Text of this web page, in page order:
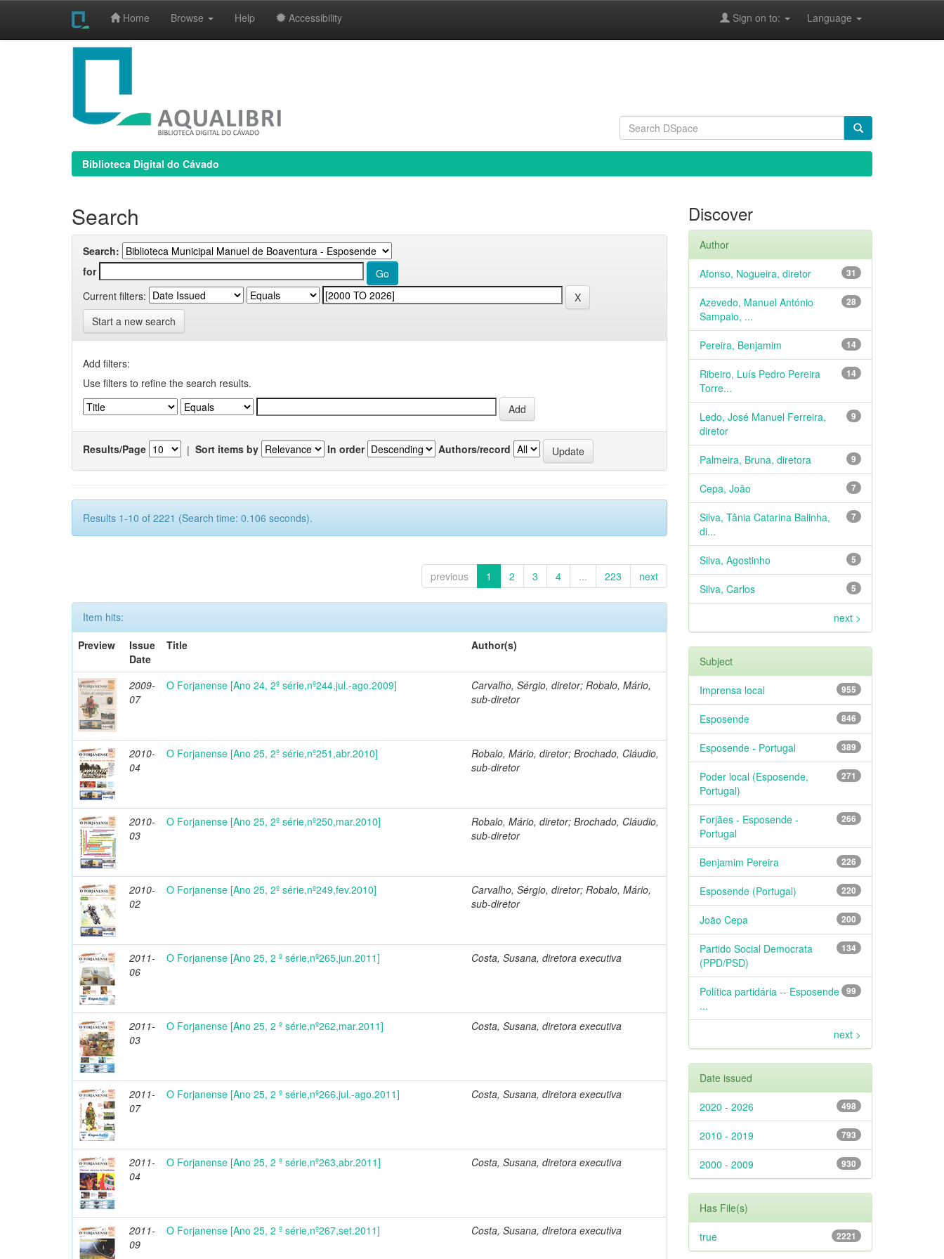
Home Browse Help Accessibility Language
Sign on to:
Biblioteca Digital do Cávado
Search
Search:
for
Current filters:
Start a new search
Add filters:
Use filters to refine the search results.
Results/Page | Sort items by In order Authors/record
Results 1-10 of 2221 (Search time: 0.106 seconds).
previous 1 2 3 4 ... 223 next
Item hits:
Preview
Issue
Date
Title Author(s)
2009-
07
O Forjanense [Ano 24, 2º série,nº244,jul.-ago.2009]
Carvalho, Sérgio, diretor; Robalo, Mário,
sub-diretor
2010-
04
O Forjanense [Ano 25, 2º série,nº251,abr.2010]
Robalo, Mário, diretor; Brochado, Cláudio,
sub-diretor
2010-
03
O Forjanense [Ano 25, 2º série,nº250,mar.2010]
Robalo, Mário, diretor; Brochado, Cláudio,
sub-diretor
2010-
02
O Forjanense [Ano 25, 2º série,nº249,fev.2010]
Carvalho, Sérgio, diretor; Robalo, Mário,
sub-diretor
2011-
06
O Forjanense [Ano 25, 2 º série,nº265,jun.2011] Costa, Susana, diretora executiva
2011-
03
O Forjanense [Ano 25, 2 º série,nº262,mar.2011] Costa, Susana, diretora executiva
2011-
07
O Forjanense [Ano 25, 2 º série,nº266,jul.-ago.2011] Costa, Susana, diretora executiva
2011-
04
O Forjanense [Ano 25, 2 º série,nº263,abr.2011] Costa, Susana, diretora executiva
2011-
09
O Forjanense [Ano 25, 2 º série,nº267,set.2011] Costa, Susana, diretora executiva
Discover
Author
31
Afonso, Nogueira, diretor
28
Azevedo, Manuel António
Sampaio, ...
14
Pereira, Benjamim
14
Ribeiro, Luís Pedro Pereira
Torre...
9
Ledo, José Manuel Ferreira,
diretor
9
Palmeira, Bruna, diretora
7
Cepa, João
7
Silva, Tânia Catarina Balinha,
di...
5
Silva, Agostinho
5
Silva, Carlos
next >
Subject
955
Imprensa local
846
Esposende
389
Esposende - Portugal
271
Poder local (Esposende,
Portugal)
266
Forjães - Esposende -
Portugal
226
Benjamim Pereira
220
Esposende (Portugal)
200
João Cepa
134
Partido Social Democrata
(PPD/PSD)
99
Política partidária -- Esposende
...
next >
Date issued
498
2020 - 2026
793
2010 - 2019
930
2000 - 2009
Has File(s)
2221
true